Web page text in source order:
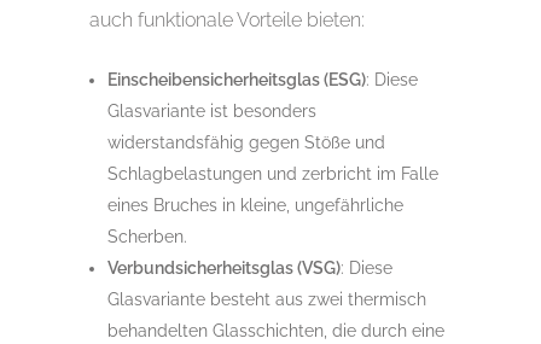
auch funktionale Vorteile bieten:
Einscheibensicherheitsglas (ESG): Diese
Glasvariante ist besonders
widerstandsfähig gegen Stöße und
Schlagbelastungen und zerbricht im Falle
eines Bruches in kleine, ungefährliche
Scherben.
Verbundsicherheitsglas (VSG): Diese
Glasvariante besteht aus zwei thermisch
behandelten Glasschichten, die durch eine